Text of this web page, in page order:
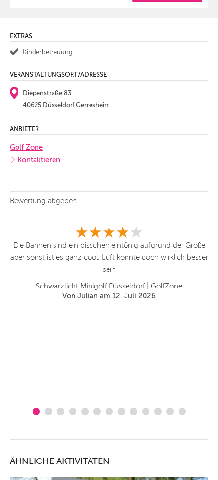
EXTRAS
Kinderbetreuung
VERANSTALTUNGSORT/ADRESSE
Diepenstraße 83
40625 Düsseldorf Gerresheim
ANBIETER
Golf Zone
Kontaktieren
Bewertung abgeben
Die Bahnen sind ein bisschen eintönig aufgrund der Größe
aber sonst ist es ganz cool. Luft könnte doch wirklich besser
sein
Schwarzlicht Minigolf Düsseldorf | GolfZone
Von Julian am 12. Juli 2026
ÄHNLICHE AKTIVITÄTEN